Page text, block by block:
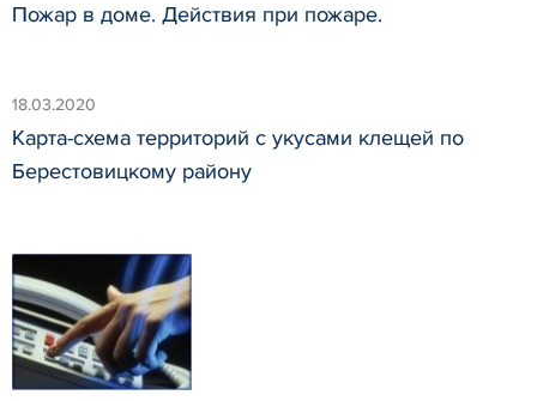
Пожар в доме. Действия при пожаре.
18.03.2020
Карта-схема территорий с укусами клещей по
Берестовицкому району